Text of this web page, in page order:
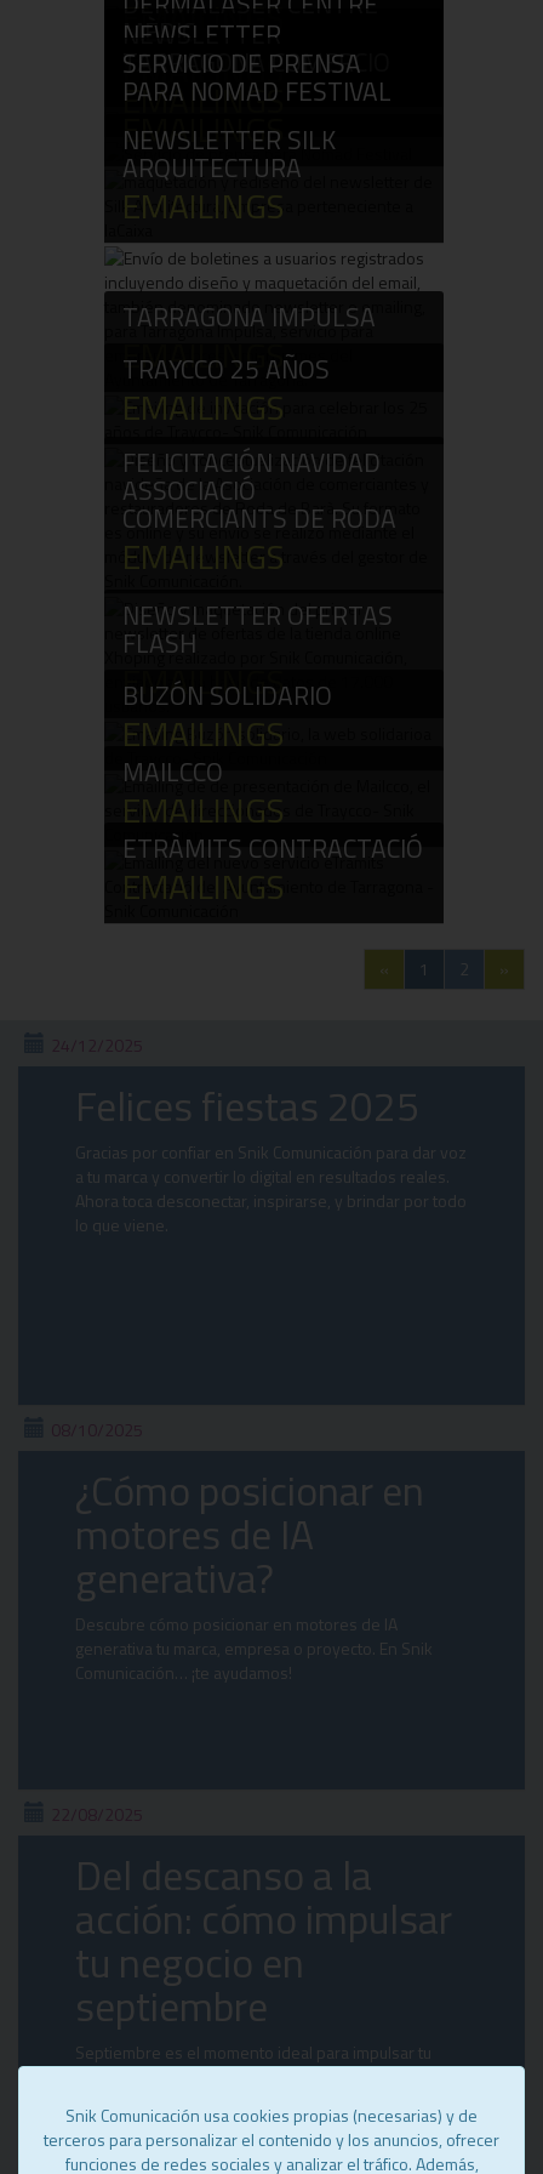
EMAILINGS
MÈDIC
EMAILINGS
NEWSLETTER
TARRAGONA COMERCIO
EMAILINGS
SERVICIO DE PRENSA
PARA NOMAD FESTIVAL
EMAILINGS
NEWSLETTER SILK
ARQUITECTURA
EMAILINGS
TARRAGONA IMPULSA
EMAILINGS
TRAYCCO 25 AÑOS
EMAILINGS
FELICITACIÓN NAVIDAD
ASSOCIACIÓ
COMERCIANTS DE RODA
EMAILINGS
NEWSLETTER OFERTAS
FLASH
EMAILINGS
BUZÓN SOLIDARIO
EMAILINGS
MAILCCO
EMAILINGS
ETRÀMITS CONTRACTACIÓ
EMAILINGS
« 1 2 »
24/12/2025
Felices fiestas 2025
Gracias por confiar en Snik Comunicación para dar voz
a tu marca y convertir lo digital en resultados reales.
Ahora toca desconectar, inspirarse, y brindar por todo
lo que viene.
08/10/2025
¿Cómo posicionar en
motores de IA
generativa?
Descubre cómo posicionar en motores de IA
generativa tu marca, empresa o proyecto. En Snik
Comunicación… ¡te ayudamos!
22/08/2025
Del descanso a la
acción: cómo impulsar
tu negocio en
septiembre
Septiembre es el momento ideal para impulsar tu
Snik Comunicación usa cookies propias (necesarias) y de
terceros para personalizar el contenido y los anuncios, ofrecer
funciones de redes sociales y analizar el tráfico. Además,